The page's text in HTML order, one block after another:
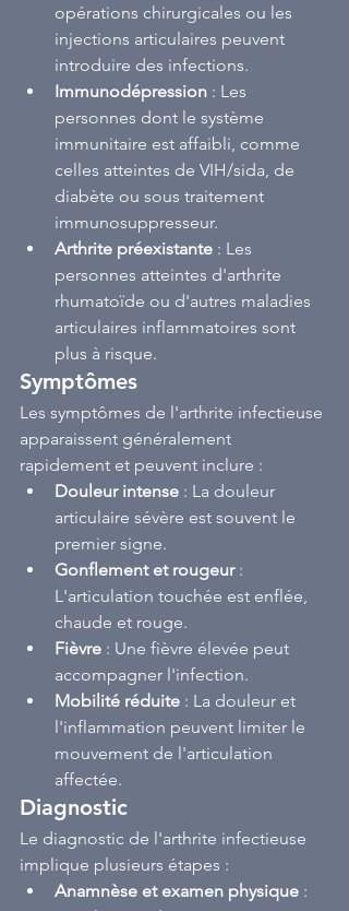
opérations chirurgicales ou les
injections articulaires peuvent
introduire des infections.
Immunodépression : Les
personnes dont le système
immunitaire est affaibli, comme
celles atteintes de VIH/sida, de
diabète ou sous traitement
immunosuppresseur.
Arthrite préexistante : Les
personnes atteintes d'arthrite
rhumatoïde ou d'autres maladies
articulaires inflammatoires sont
plus à risque.
Symptômes
Les symptômes de l'arthrite infectieuse
apparaissent généralement
rapidement et peuvent inclure :
Douleur intense : La douleur
articulaire sévère est souvent le
premier signe.
Gonflement et rougeur :
L'articulation touchée est enflée,
chaude et rouge.
Fièvre : Une fièvre élevée peut
accompagner l'infection.
Mobilité réduite : La douleur et
l'inflammation peuvent limiter le
mouvement de l'articulation
affectée.
Diagnostic
Le diagnostic de l'arthrite infectieuse
implique plusieurs étapes :
Anamnèse et examen physique :